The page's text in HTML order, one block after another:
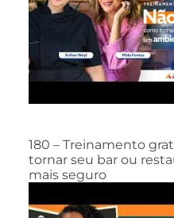
180 – Treinamento
tornar seu bar ou
mais seguro